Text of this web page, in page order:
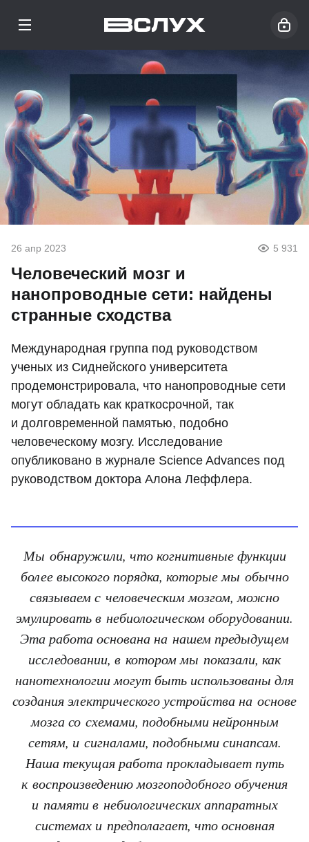
26 апр 2023 5 931
Человеческий мозг и
нанопроводные сети: найдены
странные сходства
Международная группа под руководством
ученых из Сиднейского университета
продемонстрировала, что нанопроводные сети
могут обладать как краткосрочной, так
и долговременной памятью, подобно
человеческому мозгу. Исследование
опубликовано в журнале Science Advances под
руководством доктора Алона Леффлера.
Мы обнаружили, что когнитивные функции
более высокого порядка, которые мы обычно
связываем с человеческим мозгом, можно
эмулировать в небиологическом оборудовании.
Эта работа основана на нашем предыдущем
исследовании, в котором мы показали, как
нанотехнологии могут быть использованы для
создания электрического устройства на основе
мозга со схемами, подобными нейронным
сетям, и сигналами, подобными синапсам.
Наша текущая работа прокладывает путь
к воспроизведению мозгоподобного обучения
и памяти в небиологических аппаратных
системах и предполагает, что основная